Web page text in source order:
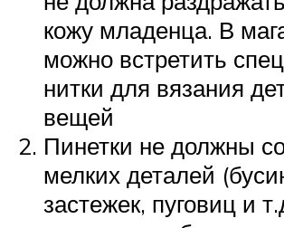
кожу младенца. В
можно встретить
нитки для вязания
вещей
Пинетки не должны
мелких деталей
застежек, пуговиц и